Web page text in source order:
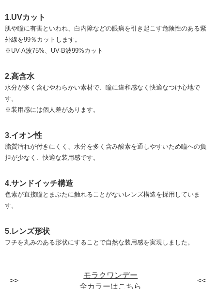
1.UVカット
肌や瞳に有害といわれ、白内障などの眼病を引き起こす危険性のある紫
外線を99％カットします。
※UV-A波75%、UV-B波99%カット
2.高含水
水分が多く含むやわらかい素材で、瞳に違和感なく快適なつけ心地で
す。
※装用感には個人差があります。
3.イオン性
脂質汚れが付きにくく、⽔分を多く含み酸素を通しやすいため瞳への負
担が少なく、快適な装用感です。
4.サンドイッチ構造
色素が直接瞳とまぶたに触れることがないレンズ構造を採用していま
す。
5.レンズ形状
フチを丸みのある形状にすることで自然な装用感を実現しました。
モラクワンデー
全カラーはこちら